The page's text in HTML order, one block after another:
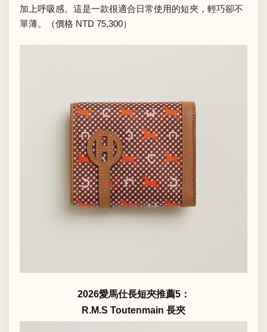
加上呼吸感。這是一款很適合日常使用的短夾，輕巧卻不
單薄。（價格 NTD 75,300）
2026愛馬仕長短夾推薦5：
R.M.S Toutenmain 長夾